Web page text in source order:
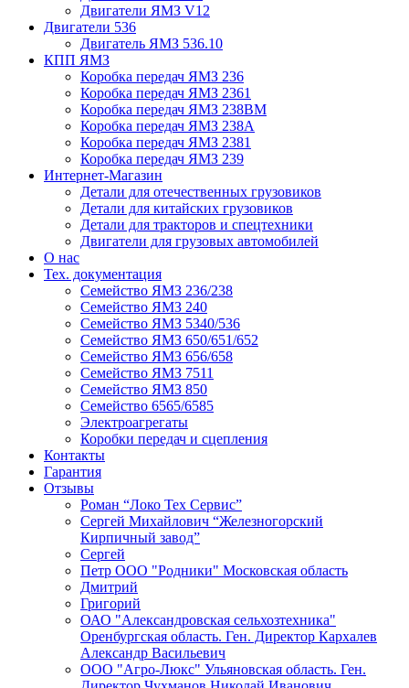
Двигатели ЯМЗ V12
Двигатели 536
Двигатель ЯМЗ 536.10
КПП ЯМЗ
Коробка передач ЯМЗ 236
Коробка передач ЯМЗ 2361
Коробка передач ЯМЗ 238ВМ
Коробка передач ЯМЗ 238А
Коробка передач ЯМЗ 2381
Коробка передач ЯМЗ 239
Интернет-Магазин
Детали для отечественных грузовиков
Детали для китайских грузовиков
Детали для тракторов и спецтехники
Двигатели для грузовых автомобилей
О нас
Тех. документация
Семейство ЯМЗ 236/238
Семейство ЯМЗ 240
Семейство ЯМЗ 5340/536
Семейство ЯМЗ 650/651/652
Семейство ЯМЗ 656/658
Семейство ЯМЗ 7511
Семейство ЯМЗ 850
Семейство 6565/6585
Электроагрегаты
Коробки передач и сцепления
Контакты
Гарантия
Отзывы
Роман “Локо Тех Сервис”
Сергей Михайлович “Железногорский
Кирпичный завод”
Сергей
Петр ООО "Родники" Московская область
Дмитрий
Григорий
ОАО "Александровская сельхозтехника"
Оренбургская область. Ген. Директор Кархалев
Александр Васильевич
ООО "Агро-Люкс" Ульяновская область. Ген.